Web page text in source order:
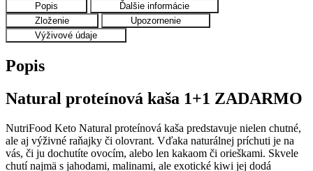
Popis
Ďalšie informácie
Zloženie
Upozornenie
Výživové údaje
Popis
Natural proteínová kaša 1+1 ZADARMO
NutriFood Keto Natural proteínová kaša predstavuje nielen chutné,
ale aj výživné raňajky či olovrant. Vďaka naturálnej príchuti je na
vás, či ju dochutíte ovocím, alebo len kakaom či orieškami. Skvele
chutí najmä s jahodami, malinami, ale exotické kiwi jej dodá